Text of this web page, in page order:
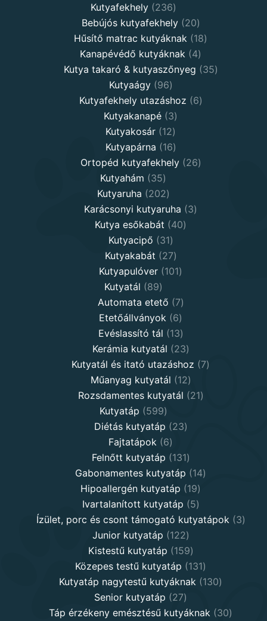
products
Kutyafekhely 236236
products
Bebújós kutyafekhely 2020
products
Hűsítő matrac kutyáknak 1818
Kanapévédő kutyáknak 44
products
Kutya takaró & kutyaszőnyeg 3535
Kutyaágy 9696
products
Kutyafekhely utazáshoz 66
Kutyakanapé 33
products
Kutyakosár 1212
products
Kutyapárna 1616
products
Ortopéd kutyafekhely 2626
Kutyahám 3535
products
Kutyaruha 202202
products
Karácsonyi kutyaruha 33
Kutya esőkabát 4040
Kutyacipő 3131
products
Kutyakabát 2727
products
Kutyapulóver 101101
Kutyatál 8989
products
Automata etető 77
products
Etetőállványok 66
products
Evéslassító tál 1313
products
Kerámia kutyatál 2323
products
Kutyatál és itató utazáshoz 77
Műanyag kutyatál 1212
products
Rozsdamentes kutyatál 2121
Kutyatáp 599599
products
Diétás kutyatáp 2323
Fajtatápok 66
products
Felnőtt kutyatáp 131131
products
Gabonamentes kutyatáp 1414
Hipoallergén kutyatáp 1919
products
Ivartalanított kutyatáp 55
products
Ízület, porc és csont támogató kutyatápok 33
Junior kutyatáp 122122
products
Kistestű kutyatáp 159159
products
Közepes testű kutyatáp 131131
products
Kutyatáp nagytestű kutyáknak 130130
Senior kutyatáp 2727
products
Táp érzékeny emésztésű kutyáknak 3030